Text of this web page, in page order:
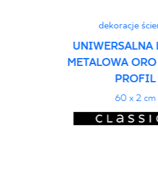
dekoracje
UNIWERSALNA
METALOWA
PROFIL
60 x 2 cm